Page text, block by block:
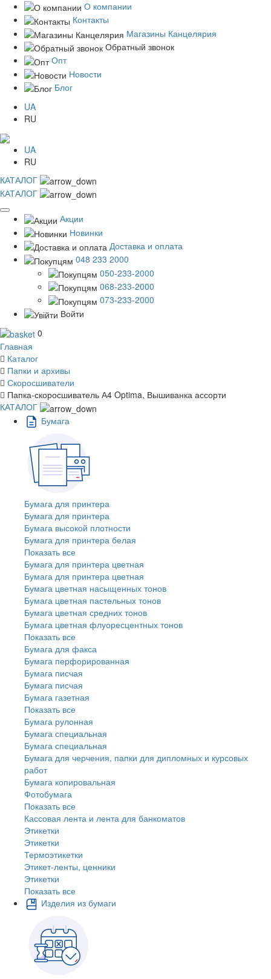
О компании
Контакты
Магазины Канцелярия
Обратный звонок
Опт
Новости
Блог
UA
RU
UA
RU
КАТАЛОГ
КАТАЛОГ
Акции
Новинки
Доставка и оплата
048 233 2000
050-233-2000
068-233-2000
073-233-2000
Войти
0
Главная
Каталог
Папки и архивы
Скоросшиватели
Папка-скоросшиватель А4 Optima, Вышиванка ассорти
КАТАЛОГ
Бумага
Бумага для принтера
Бумага для принтера
Бумага высокой плотности
Бумага для принтера белая
Показать все
Бумага для принтера цветная
Бумага для принтера цветная
Бумага цветная насыщенных тонов
Бумага цветная пастельных тонов
Бумага цветная средних тонов
Бумага цветная флуоресцентных тонов
Показать все
Бумага для факса
Бумага перфорированная
Бумага писчая
Бумага писчая
Бумага газетная
Показать все
Бумага рулонная
Бумага специальная
Бумага специальная
Бумага для черчения, папки для дипломных и курсовых
работ
Бумага копировальная
Фотобумага
Показать все
Кассовая лента и лента для банкоматов
Этикетки
Этикетки
Термоэтикетки
Этикет-ленты, ценники
Этикетки
Показать все
Изделия из бумаги